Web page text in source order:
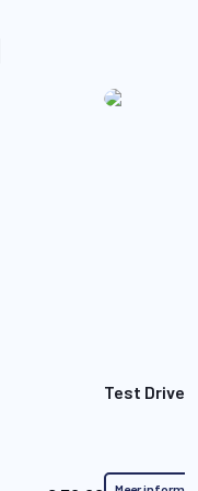
Test Drive